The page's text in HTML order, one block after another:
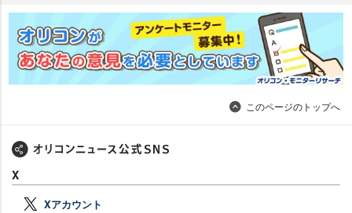
このページのトップへ
X
Xアカウント